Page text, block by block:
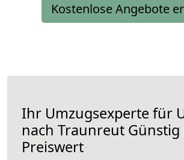
Kostenlose Angebote
Ihr Umzugsexperte für
nach Traunreut
Preiswert